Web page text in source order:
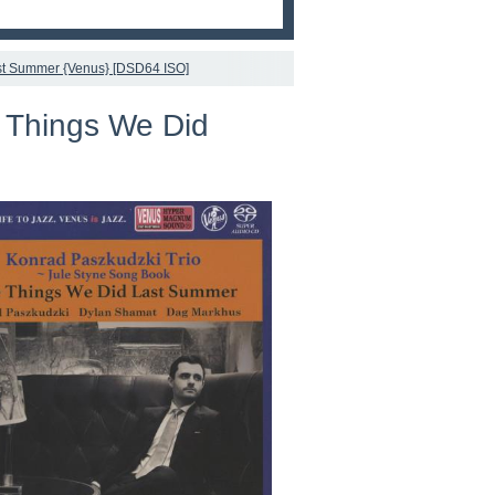
{Venus} [DSD64 ISO]
We Did